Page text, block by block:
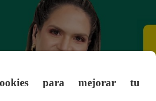
para mejorar tu